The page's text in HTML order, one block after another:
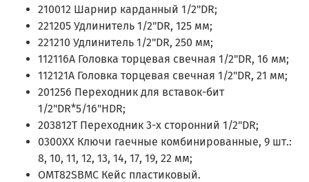
210012 Шарнир карданный 1/2"DR;
221205 Удлинитель 1/2"DR, 125 мм;
221210 Удлинитель 1/2"DR, 250 мм;
112116A Головка торцевая свечная 1/2"DR, 16 мм;
112121A Головка торцевая свечная 1/2"DR, 21 мм;
201256 Переходник для вставок-бит
1/2"DR*5/16"HDR;
203812T Переходник 3-х сторонний 1/2"DR;
0300XX Ключи гаечные комбинированные, 9 шт.:
8, 10, 11, 12, 13, 14, 17, 19, 22 мм;
OMT82SBMC Кейс пластиковый.